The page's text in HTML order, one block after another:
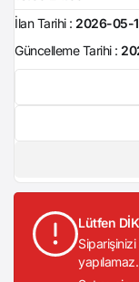
İlan Tarihi : 2026-05-
Güncelleme Tarihi :
Lütfen
yapılamaz.